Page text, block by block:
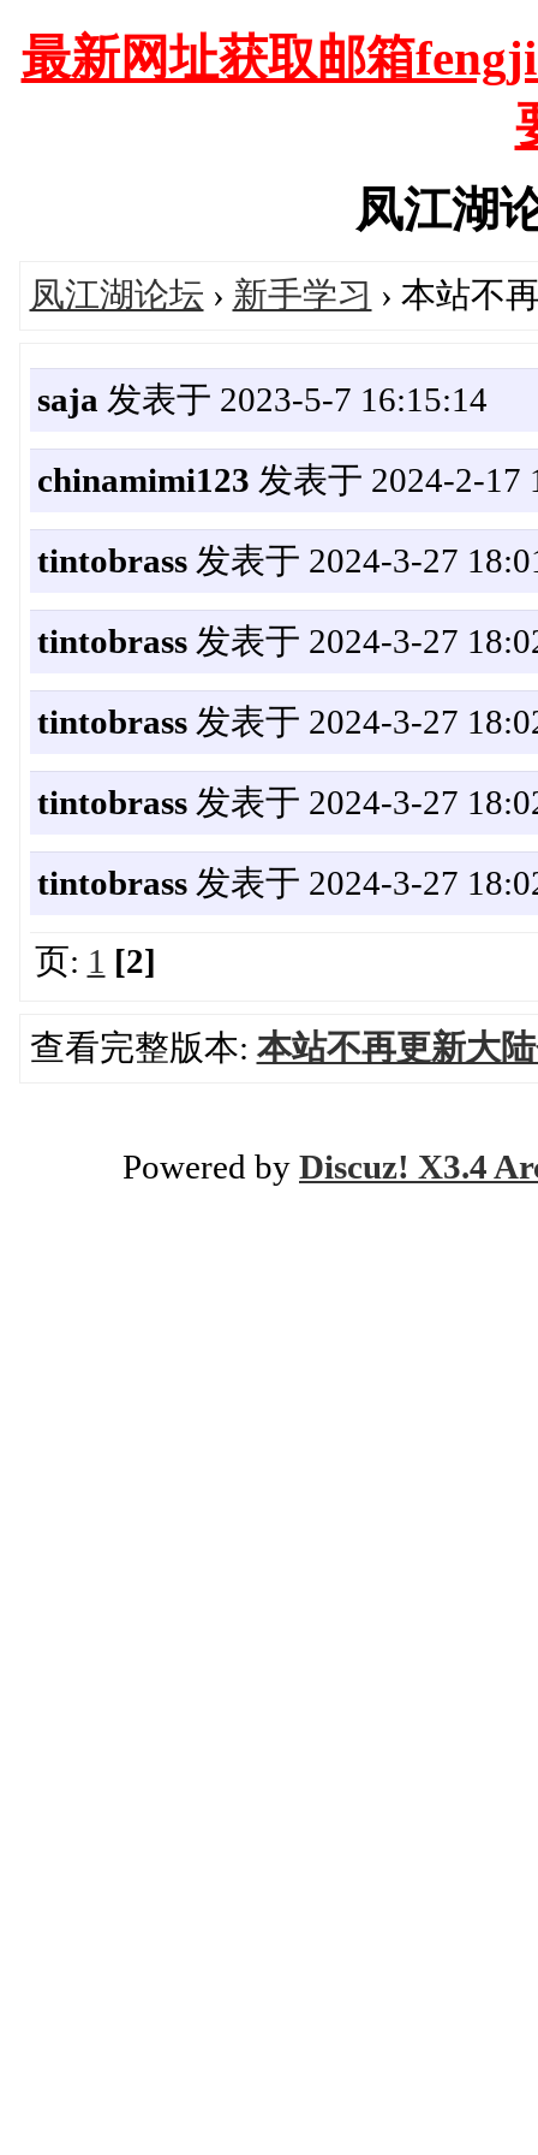
最新网址获取邮箱
凤江湖
凤江湖论坛 › 新手学习 › 本站不
saja 发表于 2023-5-7 16:15:14
chinamimi123 发表于 2024-2-17
tintobrass发表于 2024-3-27
tintobrass发表于 2024-3-27
tintobrass发表于 2024-3-27
tintobrass发表于 2024-3-27
tintobrass发表于 2024-3-27
页: 1 [2]
查看完整版本: 本站不再更新大
Powered by Discuz! X3.4